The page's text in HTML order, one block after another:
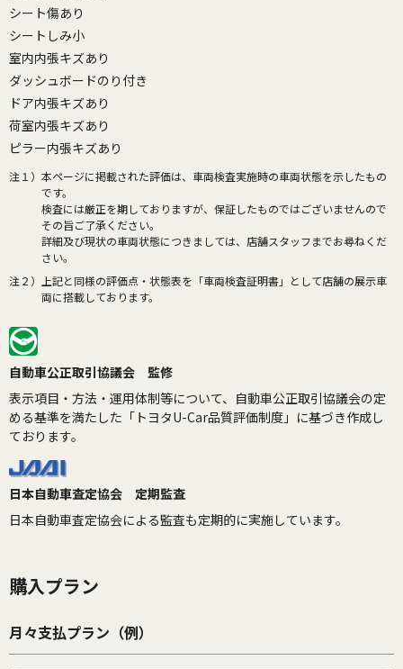
シート傷あり
シートしみ小
室内内張キズあり
ダッシュボードのり付き
ドア内張キズあり
荷室内張キズあり
ピラー内張キズあり
注１） 本ページに掲載された評価は、車両検査実施時の車両状態を示したもの
です。
検査には厳正を期しておりますが、保証したものではございませんので
その旨ご了承ください。
詳細及び現状の車両状態につきましては、店舗スタッフまでお尋ねくだ
さい。
注２）
上記と同様の評価点・状態表を「車両検査証明書」として店舗の展示車
両に搭載しております。
自動車公正取引協議会 監修
表示項目・方法・運用体制等について、自動車公正取引協議会の定
める基準を満たした「トヨタU-Car品質評価制度」に基づき作成し
ております。
日本自動車査定協会 定期監査
日本自動車査定協会による監査も定期的に実施しています。
購入プラン
月々支払プラン（例）